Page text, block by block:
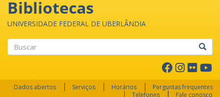
Bibliotecas
UNIVERSIDADE FEDERAL DE UBERLÂNDIA
Dados abertos Serviços Horários
Perguntas frequentes
Telefones
Fale conosco